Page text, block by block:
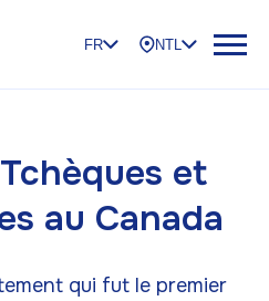
FR NTL
et
au Canada
qui fut le premier